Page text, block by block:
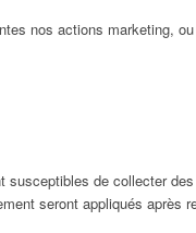
nos actions marketing,
de collecter
seront appliqués après